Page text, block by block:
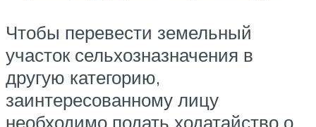
Чтобы перевести земельный
участок сельхозназначения в
другую категорию,
заинтересованному лицу
необходимо подать ходатайство о